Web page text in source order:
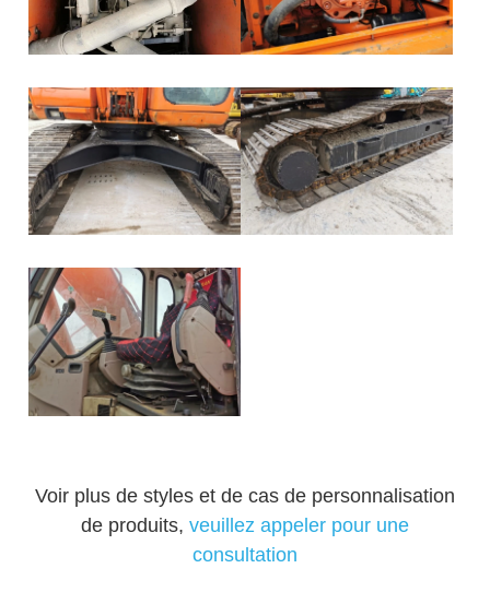
Voir plus de styles et de cas de personnalisation
de produits, veuillez appeler pour une
consultation